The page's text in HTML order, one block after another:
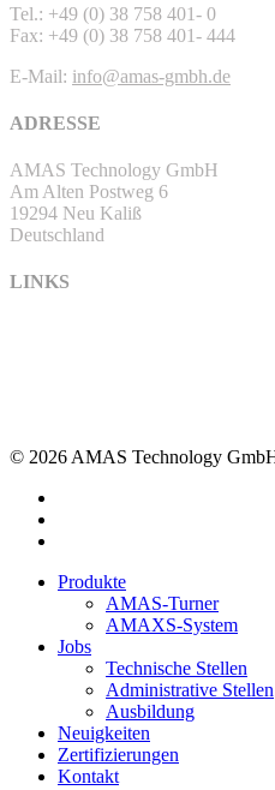
Tel.: +49 (0) 38 758 401- 0
Fax: +49 (0) 38 758 401- 444
E-Mail: info@amas-gmbh.de
ADRESSE
AMAS Technology GmbH
Am Alten Postweg 6
19294 Neu Kaliß
Deutschland
LINKS
© 2026 AMAS Technology
Close
Produkte
AMAS-Turner
AMAXS-System
Jobs
Technische Stellen
Administrative Stellen
Ausbildung
Neuigkeiten
Zer­ti­fi­zie­rungen
Kontakt